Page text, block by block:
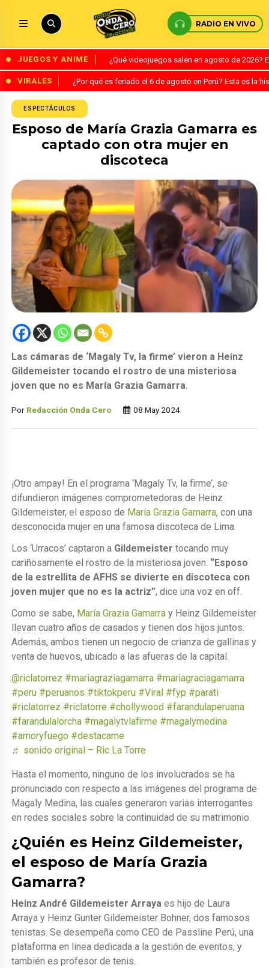
RADIO EN VIVO
JUEGOS Y ANIME ¿Qué videojuegos salen en agosto de
VIRALES ¿Por qué es feriado el 6 de agosto en Perú? Esta es la
ESPECTÁCULOS
Esposo de María Grazia Gamarra es
captado con otra mujer en
discoteca
Las cámaras de ‘Magaly Tv, la firme’ vieron a Heinz
Gildemeister tocando el rostro de una misteriosa
joven que no es María Grazia Gamarra.
Por Redacción Onda Cero 08 May 2024
¡Otro ampay! En el programa ‘Magaly Tv, la firme’, se
difundieron imágenes comprometedoras de Heinz
Gildemeister, el esposo de María Grazia Gamarra, con una
desconocida mujer en una famosa discoteca de Lima.
Los ‘Urracos’ captaron a Gildemeister tocando muy
cariñosamente el rostro de la misteriosa joven. “Esposo
de la estrellita de AFHS se divierte en discoteca con
joven mujer que no es la actriz”, dice una voz en off.
Como se sabe, María Grazia Gamarra y Heinz Gildemeister
llevan cuatro años de casados y tienen dos hijos juntos.
Además, ambos tienen un negocio de crianza de gallinas y
venta de huevos, ubicado a las afueras de la capital.
@riclatorrez #mariagraziagamarra #mariagraciagamarra
#peru #peruanos #tiktokperu #Viral #fyp #parati
#riclatorrez #riclatorre #chollywood #farandulaperuana
#farandulalorcha #magalytvlafirme #magalymedina
#amoryfuego #destacame
♬ sonido original – Ric La Torre
Hasta el momento, ninguno de los involucrados se ha
pronunciado con respecto a las imágenes del programa de
Magaly Medina, las cuales generaron varias interrogantes
en redes sociales sobre la continuidad de su matrimonio.
¿Quién es Heinz Gildemeister,
el esposo de María Grazia
Gamarra?
Heinz André Gildemeister Arraya es hijo de Laura
Arraya y Heinz Gunter Gildemeister Bohner, dos famosos
tenistas. Se desempeña como CEO de Passline Perú, una
plataforma en linea dedicada a la gestión de eventos, y
también es profesor de tenis.